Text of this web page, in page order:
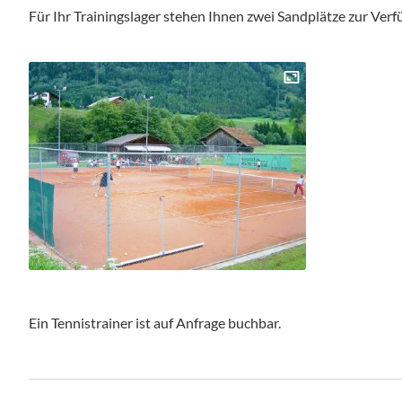
Für Ihr Trainingslager stehen Ihnen zwei Sandplätze zur
Ein Tennistrainer ist auf Anfrage buchbar.